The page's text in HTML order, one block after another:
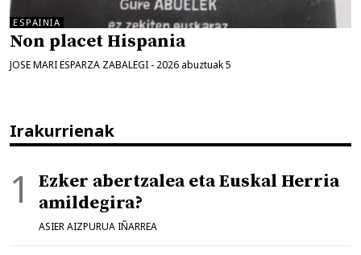
ESPAINIA
Non placet Hispania
JOSE MARI ESPARZA ZABALEGI - 2026 abuztuak 5
Irakurrienak
Ezker abertzalea eta Euskal Herria
amildegira?
ASIER AIZPURUA IÑARREA